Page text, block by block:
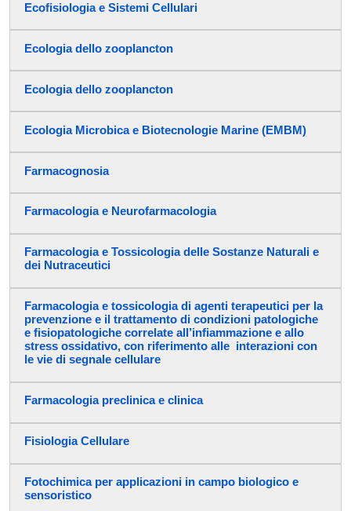
Ecofisiologia e Sistemi Cellulari
Ecologia dello zooplancton
Ecologia dello zooplancton
Ecologia Microbica e Biotecnologie Marine (EMBM)
Farmacognosia
Farmacologia e Neurofarmacologia
Farmacologia e Tossicologia delle Sostanze Naturali e
dei Nutraceutici
Farmacologia e tossicologia di agenti terapeutici per la
prevenzione e il trattamento di condizioni patologiche
e fisiopatologiche correlate all’infiammazione e allo
stress ossidativo, con riferimento alle interazioni con
le vie di segnale cellulare
Farmacologia preclinica e clinica
Fisiologia Cellulare
Fotochimica per applicazioni in campo biologico e
sensoristico